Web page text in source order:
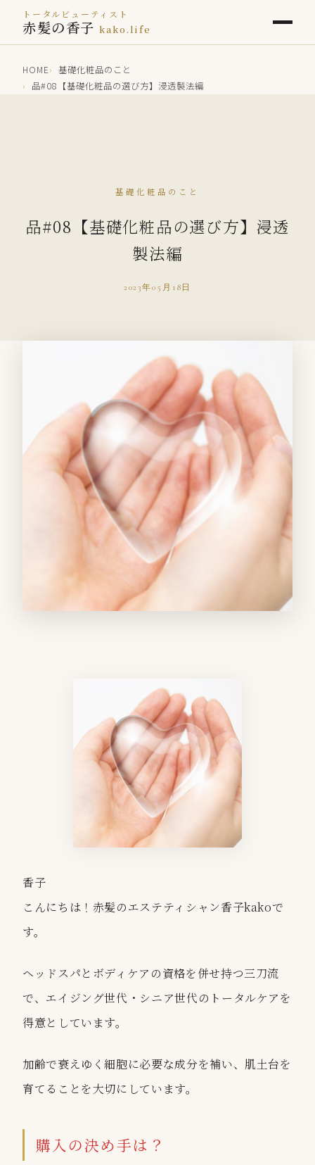
トータルビューティスト
赤髪の香子kako.life
HOME
基礎化粧品のこと
品#08【基礎化粧品の選び方】浸透製法編
基礎化粧品のこと
品#08【基礎化粧品の選び方】浸透
製法編
2023年05月18日
香子
こんにちは！赤髪のエステティシャン香子kakoで
す。
ヘッドスパと ボディケア の資格を併せ持つ三刀流
で、エイジング世代・シニア世代のトータルケアを
得意としています。
加齢で衰えゆく細胞に必要な成分を補い、肌土台を
育てることを大切にしています。
購入の決め手は？